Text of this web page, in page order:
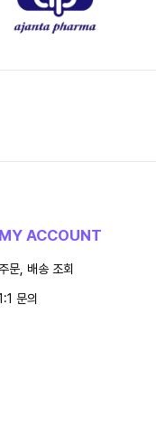
MY ACCOUNT
주문, 배송 조회
문의